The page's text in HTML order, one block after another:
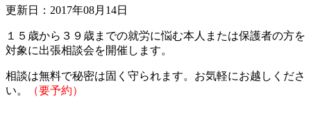
更新日：2017年08月14日
１５歳から３９歳までの就労に悩む本人または保護者の方を
対象に出張相談会を開催します。
相談は無料で秘密は固く守られます。お気軽にお越しくださ
い。
（要予約）